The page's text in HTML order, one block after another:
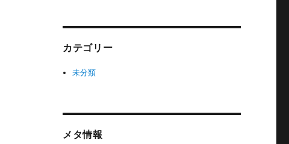
カテゴリー
未分類
メタ情報